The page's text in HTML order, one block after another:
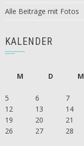
Alle Beiträge mit Fotos
KALENDER
M
D M
5
6 7
12
13 14
19
20 21
26
27 28